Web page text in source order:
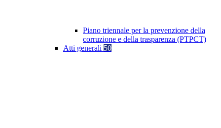
Piano triennale per la prevenzione della
corruzione e della trasparenza (PTPCT)
Atti generali 50